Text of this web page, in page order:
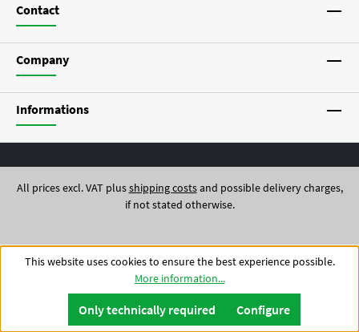
Contact
Company
Informations
All prices excl. VAT plusshipping costsand possible delivery charges,
if not stated otherwise.
© 2026 Lay Gewürze - Theme realized byCoolbax
This website uses cookies to ensure the best experience possible.
More information...
Only technically required Configure